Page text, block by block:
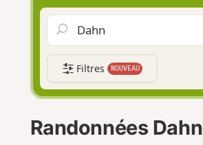
Filtres NOUVEAU
Randonnées Dahn